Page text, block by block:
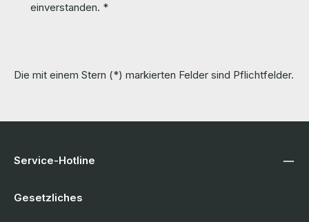
einverstanden. *
Die mit einem Stern (*) markierten Felder sind Pflichtfelder.
Service-Hotline
Gesetzliches